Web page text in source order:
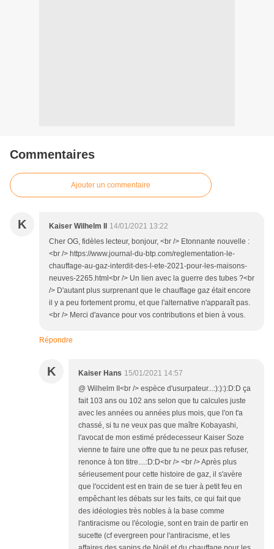
Commentaires
Ajouter un commentaire
K Kaiser Wilhelm II
14/01/2021 13:22
Cher OG, fidèles lecteur, bonjour, <br /> Etonnante nouvelle :
<br /> https://www.journal-du-btp.com/reglementation-le-
chauffage-au-gaz-interdit-des-l-ete-2021-pour-les-maisons-
neuves-2265.html<br /> Un lien avec la guerre des tubes ?<br
/> D'autant plus surprenant que le chauffage gaz était encore
il y a peu fortement promu, et que l'alternative n'apparaît pas.
<br /> Merci d'avance pour vos contributions et bien à vous.
Répondre
K Kaiser Hans 15/01/2021 14:57
@ Wilhelm II<br /> espèce d'usurpateur...:):):):D:D ça
fait 103 ans ou 102 ans selon que tu calcules juste
avec les années ou années plus mois, que l'on t'a
chassé, si tu ne veux pas que maître Kobayashi,
l'avocat de mon estimé prédecesseur Kaiser Soze
vienne te faire une offre que tu ne peux pas refuser,
renonce à ton titre....:D:D<br /> <br /> Après plus
sérieusement pour cette histoire de gaz, il s'avère
que l'occident est en train de se tuer à petit feu en
empêchant les débats sur les faits, ce qui fait que
des idéologies très nobles à la base comme
l'antiracisme ou l'écologie, sont en train de partir en
sucette (cf evergreen pour l'antiracisme, et les